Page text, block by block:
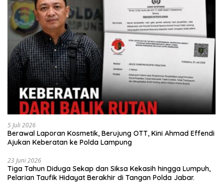
5 Juli 2026
Berawal Laporan Kosmetik, Berujung OTT, Kini Ahmad Effendi
Ajukan Keberatan ke Polda Lampung
23 Juni 2026
Tiga Tahun Diduga Sekap dan Siksa Kekasih hingga Lumpuh,
Pelarian Taufik Hidayat Berakhir di Tangan Polda Jabar.